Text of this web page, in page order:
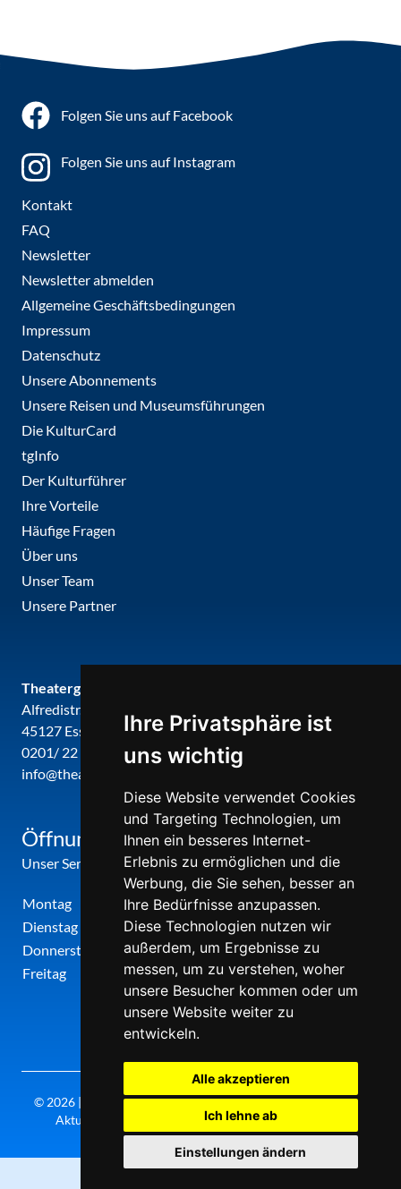
Ihre Privatsphäre ist
uns wichtig
Diese Website verwendet Cookies
und Targeting Technologien, um
Ihnen ein besseres Internet-
Erlebnis zu ermöglichen und die
Werbung, die Sie sehen, besser an
Ihre Bedürfnisse anzupassen.
Diese Technologien nutzen wir
außerdem, um Ergebnisse zu
messen, um zu verstehen, woher
unsere Besucher kommen oder um
unsere Website weiter zu
entwickeln.
Alle akzeptieren
Ich lehne ab
Einstellungen ändern
Folgen Sie uns auf Facebook
Folgen Sie uns auf Instagram
Kontakt
FAQ
Newsletter
Newsletter abmelden
Allgemeine Geschäftsbedingungen
Impressum
Datenschutz
Unsere Abonnements
Unsere Reisen und Museumsführungen
Die KulturCard
tgInfo
Der Kulturführer
Ihre Vorteile
Häufige Fragen
Über uns
Unser Team
Unsere Partner
Theatergemeinde metropole ruhr
Alfredistr. 32
45127 Essen
0201/ 22 22 29
info@theatergemeinde-metropole-ruhr.de
Öffnungszeiten
Unser Service-Center ist zu folgenden Zeiten geöffnet
Montag
12:00 Uhr - 17:00 Uhr
Dienstag
09:00 Uhr - 12:00 Uhr
Donnerstag
09:00 Uhr - 12:00 Uhr
Freitag
09:00 Uhr - 12:00 Uhr
© 2026 | Theatergemeinde metropole ruhr | 2026/27 | Letzte
Aktualisierung: Samstag, 08. August 2026, 16:30 Uhr